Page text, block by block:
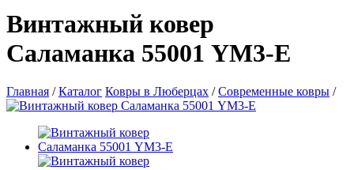
Винтажный ковер
Саламанка 55001 YM3-E
Главная / Каталог Ковры в Люберцах / Современные ковры /